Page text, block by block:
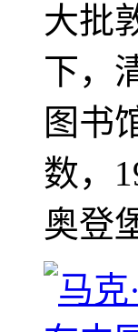
大批
下，
图书
数，
奥登